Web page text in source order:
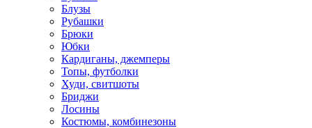
Блузы
Рубашки
Брюки
Юбки
Кардиганы, джемперы
Топы, футболки
Худи, свитшоты
Бриджи
Лосины
Костюмы, комбинезоны